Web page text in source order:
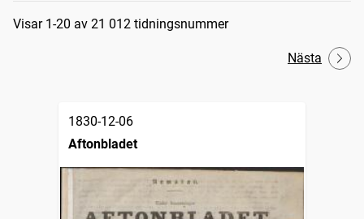
Sökresultat
Visar 1-20 av 21 012 tidningsnummer
Nästa
1830-12-06
Aftonbladet